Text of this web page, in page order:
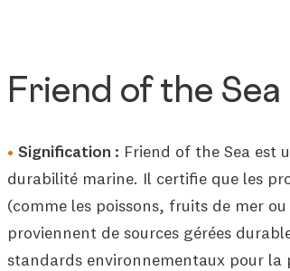
Friend of the Sea
Signification : Friend of the Sea est
durabilité marine. Il certifie que les
(comme les poissons, fruits de mer
proviennent de sources gérées
standards environnementaux pour la